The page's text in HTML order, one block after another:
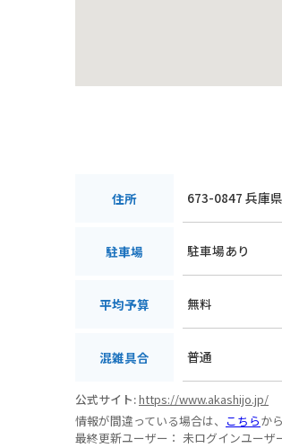
住所 673-0847 兵庫
駐車場 駐車場あり
平均予算 無料
混雑具合 普通
公式サイト:https://www.akashijo.jp/
情報が間違っている場合は、 こちらか
最終更新ユーザー： 未ログインユーザ